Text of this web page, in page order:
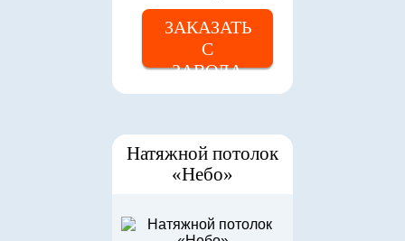
ЗАКАЗАТЬ
С
ЗАВОДА
Натяжной потолок
«Небо»